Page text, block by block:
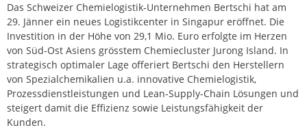
Das Schweizer Chemielogistik-Unternehmen Bertschi hat am
29. Jänner ein neues Logistikcenter in Singapur eröffnet. Die
Investition in der Höhe von 29,1 Mio. Euro erfolgte im Herzen
von Süd-Ost Asiens grösstem Chemiecluster Jurong Island. In
strategisch optimaler Lage offeriert Bertschi den Herstellern
von Spezialchemikalien u.a. innovative Chemielogistik,
Prozessdienstleistungen und Lean-Supply-Chain Lösungen und
steigert damit die Effizienz sowie Leistungsfähigkeit der
Kunden.